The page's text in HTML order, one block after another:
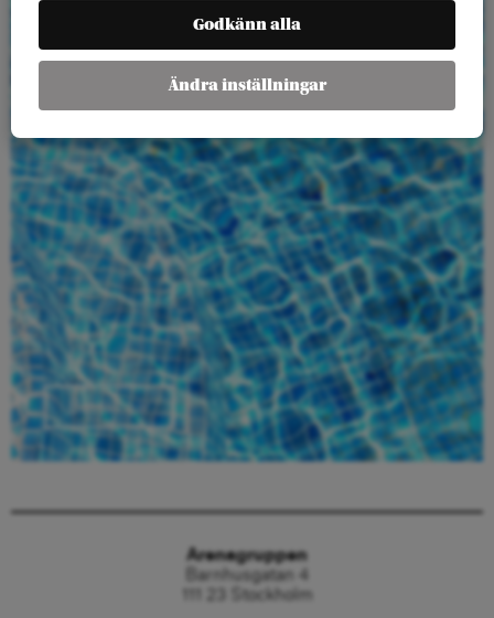
Beställ gratis
material
Beställ här
Arenagruppen
Barnhusgatan 4
111 23 Stockholm
Godkänn alla
Ändra inställningar